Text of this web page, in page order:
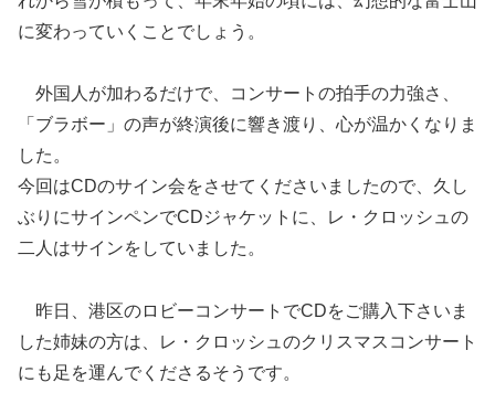
に変わっていくことでしょう。
外国人が加わるだけで、コンサートの拍手の力強さ、
「ブラボー」の声が終演後に響き渡り、心が温かくなりま
した。
今回はCDのサイン会をさせてくださいましたので、久し
ぶりにサインペンでCDジャケットに、レ・クロッシュの
二人はサインをしていました。
昨日、港区のロビーコンサートでCDをご購入下さいま
した姉妹の方は、レ・クロッシュのクリスマスコンサート
にも足を運んでくださるそうです。